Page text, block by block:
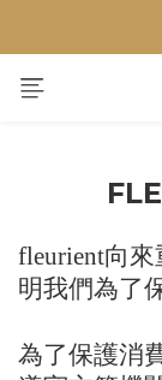
【重要公告】
【重要公告】演
fleurient向來
明我們為了
為了保護消